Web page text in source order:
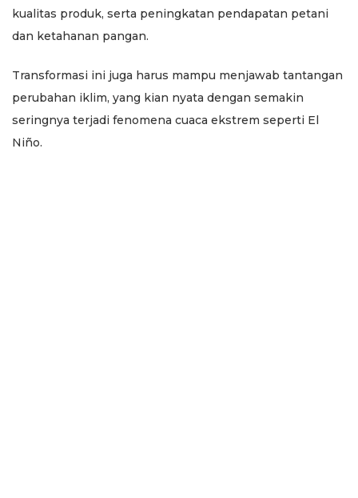
kualitas produk, serta peningkatan pendapatan petani
dan ketahanan pangan.
Transformasi ini juga harus mampu menjawab tantangan
perubahan iklim, yang kian nyata dengan semakin
seringnya terjadi fenomena cuaca ekstrem seperti El
Niño.